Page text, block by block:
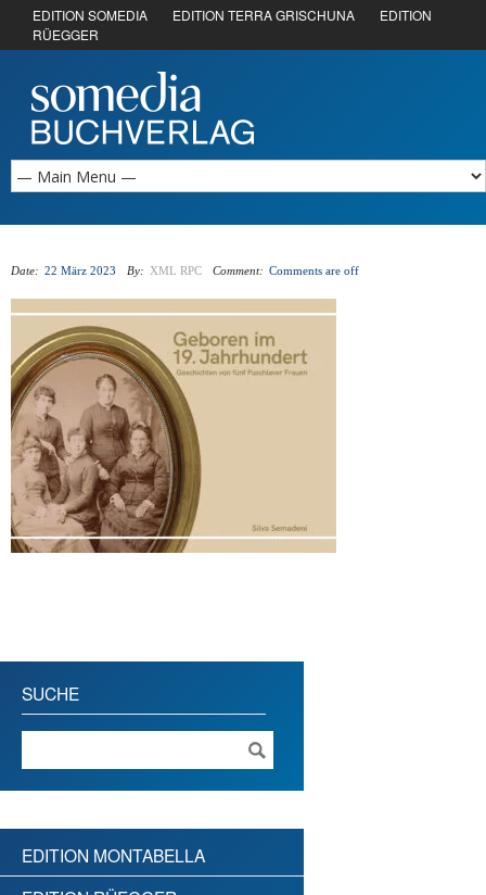
EDITION SOMEDIA EDITION TERRA GRISCHUNA
EDITION
RÜEGGER
Date: 22 März 2023 By: XML RPC Comment: Comments are off
SUCHE
EDITION MONTABELLA